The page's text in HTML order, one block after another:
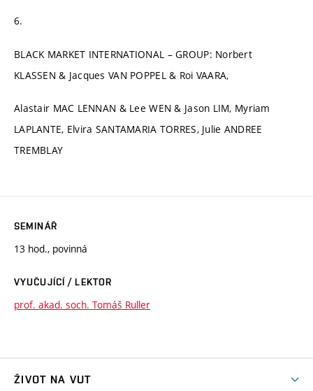
6.
BLACK MARKET INTERNATIONAL – GROUP: Norbert
KLASSEN & Jacques VAN POPPEL & Roi VAARA,
Alastair MAC LENNAN & Lee WEN & Jason LIM, Myriam
LAPLANTE, Elvira SANTAMARIA TORRES, Julie ANDREE
TREMBLAY
SEMINÁŘ
13 hod., povinná
VYUČUJÍCÍ / LEKTOR
prof. akad. soch. Tomáš Ruller
ŽIVOT NA VUT